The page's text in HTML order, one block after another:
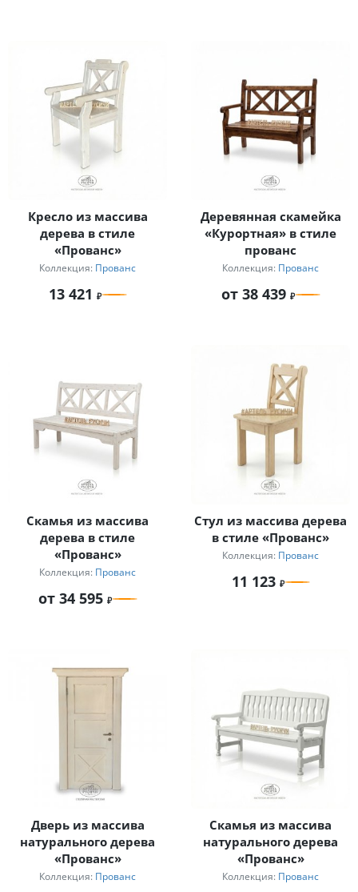
Кресло из массива
дерева в стиле
«Прованс»
Коллекция: Прованс
13 421
Деревянная скамейка
«Курортная» в стиле
прованс
Коллекция: Прованс
от 38 439
Скамья из массива
дерева в стиле
«Прованс»
Коллекция: Прованс
от 34 595
Стул из массива дерева
в стиле «Прованс»
Коллекция: Прованс
11 123
Дверь из массива
натурального дерева
«Прованс»
Коллекция: Прованс
Скамья из массива
натурального дерева
«Прованс»
Коллекция: Прованс